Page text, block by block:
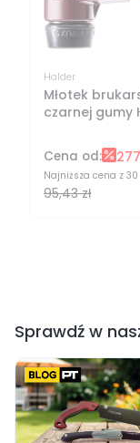
Halder
Młotek
czarnej gumy
Cena od:
Najniższa cena z
95,43 zł
Sprawdź w